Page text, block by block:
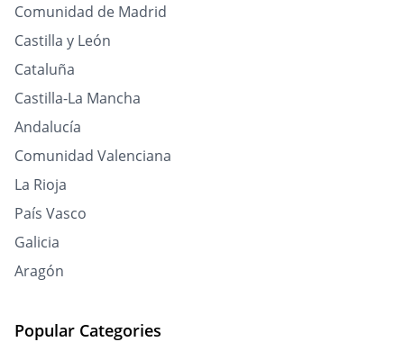
Comunidad de Madrid
Castilla y León
Cataluña
Castilla-La Mancha
Andalucía
Comunidad Valenciana
La Rioja
País Vasco
Galicia
Aragón
Popular Categories